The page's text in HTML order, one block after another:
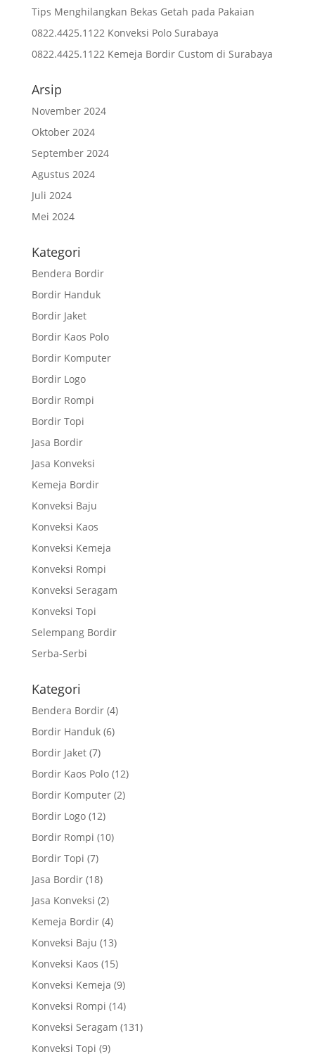
Tips Menghilangkan Bekas Getah pada Pakaian
0822.4425.1122 Konveksi Polo Surabaya
0822.4425.1122 Kemeja Bordir Custom di Surabaya
Arsip
November 2024
Oktober 2024
September 2024
Agustus 2024
Juli 2024
Mei 2024
Kategori
Bendera Bordir
Bordir Handuk
Bordir Jaket
Bordir Kaos Polo
Bordir Komputer
Bordir Logo
Bordir Rompi
Bordir Topi
Jasa Bordir
Jasa Konveksi
Kemeja Bordir
Konveksi Baju
Konveksi Kaos
Konveksi Kemeja
Konveksi Rompi
Konveksi Seragam
Konveksi Topi
Selempang Bordir
Serba-Serbi
Kategori
Bendera Bordir(4)
Bordir Handuk(6)
Bordir Jaket(7)
Bordir Kaos Polo(12)
Bordir Komputer(2)
Bordir Logo(12)
Bordir Rompi (10)
Bordir Topi (7)
Jasa Bordir(18)
Jasa Konveksi (2)
Kemeja Bordir(4)
Konveksi Baju (13)
Konveksi Kaos (15)
Konveksi Kemeja (9)
Konveksi Rompi (14)
Konveksi Seragam (131)
Konveksi Topi (9)